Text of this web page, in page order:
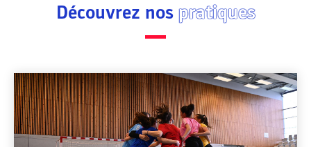
Découvrez nos pratiques